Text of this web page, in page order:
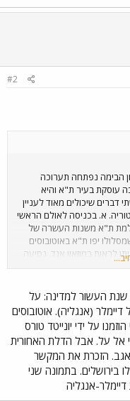
#2
הבימה נפתחה תערוכה
עוסקת בעיר ת"א והיא
דברים שיכולים מאוד לעניין
א. בכניסה לאולם הראשי
ת"א משנות העשרה של
יפו ת"א באוטובוסים
ניתן לראות במוזאון אגד, נסיעה
למעלה (לינק מצורף) אבל אם
בכל אופן זה ממש מדהים
דיגמי אוטובוסים כמו
מוגדל מאוד של העיר ת"א
כל המגדלים וגם מגדל
תושב ת"א וזיהיתי את בית
ולראות את כל תחנות
הישנה והחדשה, הגשרים,
גם דיגמי אוטובוסים וסרטים
מיוחדת והזדמנות להכיר
שנת העשור למדינה: על
(אנגליה). אוטובוסים
על ידי יונייטד טורס
אל על. אבל הדלת האחורית
הזכרת את המקשר
בירושלים. בתמונה שני
אנגליה